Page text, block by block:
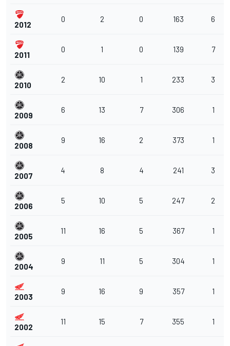
2012
0 2 0 163 6
2011
0 1 0 139 7
2010
2 10 1 233 3
2009
6 13 7 306 1
2008
9 16 2 373 1
2007
4 8 4 241 3
2006
5 10 5 247 2
2005
11 16 5 367 1
2004
9 11 5 304 1
2003
9 16 9 357 1
2002
11 15 7 355 1